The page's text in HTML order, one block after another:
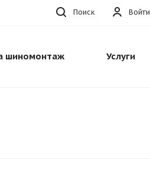
Войти
Поиск
шиномонтаж Услуги